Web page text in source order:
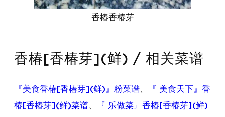
香椿香椿芽
香椿[香椿芽](鲜) / 相关菜谱
『美食香椿[香椿芽](鲜)』粉菜谱、
『 美食天下』香
椿[香椿芽](鲜)菜谱、
『 乐做菜』香椿[香椿芽](鲜)